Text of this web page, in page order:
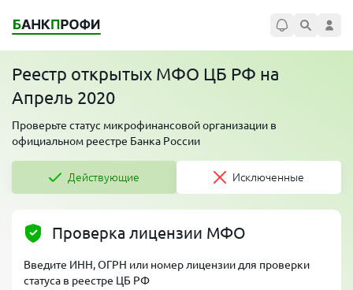
Реестр открытых МФО ЦБ РФ на
Апрель 2020
Проверьте статус микрофинансовой организации в
официальном реестре Банка России
Действующие Исключенные
Проверка лицензии МФО
Введите ИНН, ОГРН или номер лицензии для проверки
статуса в реестре ЦБ РФ